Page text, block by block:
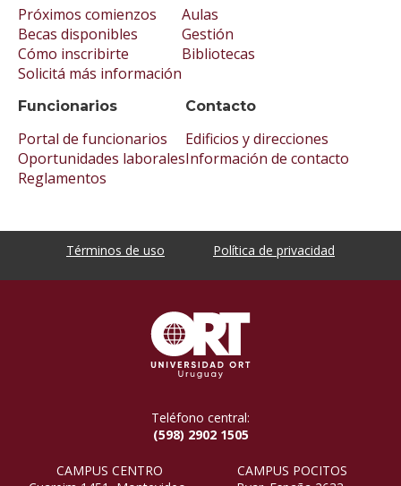
Próximos comienzos
Becas disponibles
Cómo inscribirte
Solicitá más información
Aulas
Gestión
Bibliotecas
Funcionarios
Portal de funcionarios
Oportunidades laborales
Reglamentos
Contacto
Edificios y direcciones
Información de contacto
Términos de uso Política de privacidad
Teléfono central:
(598) 2902 1505
CAMPUS CENTRO
CAMPUS POCITOS